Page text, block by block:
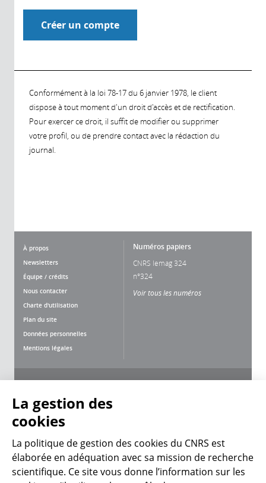
Conformément à la loi 78-17 du 6 janvier 1978, le client
dispose à tout moment d'un droit d'accès et de rectification.
Pour exercer ce droit, il suffit de modifier ou supprimer
votre profil, ou de prendre contact avec la rédaction du
journal.
À propos
Newsletters
Équipe / crédits
Nous contacter
Charte d'utilisation
Plan du site
Données personnelles
Mentions légales
Numéros papiers
CNRS lemag 324
n°324
Voir tous les numéros
CNRS Le Mag
La gestion des
cookies
La politique de gestion des
cookies du CNRS est élaborée en adéquation avec sa
mission de recherche scientifique. Ce site vous donne